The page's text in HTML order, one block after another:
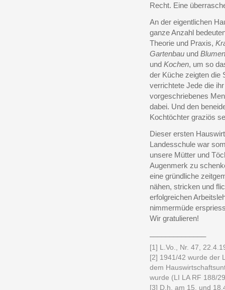
Recht. Eine
An der eigentlichen
ganze Anzahl
Theorie und Praxis,
Gartenbau und
und Kochen, um so
der Küche zeigten die
verrichtete Jede die
vorgeschriebenes
dabei. Und den
Kochtöchter graziös
Dieser ersten
Landesschule war
unsere Mütter und
Augenmerk zu
eine gründliche
nähen, stricken und
erfolgreichen
nimmermüde
Wir gratulieren!
[1] L.Vo., Nr. 47,
[2] 1941/42 wurde der
dem
wurde (LI LA RF 188/
[3] D.h. am 15. und